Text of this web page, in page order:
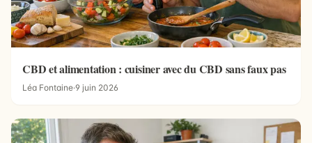
CBD et alimentation : cuisiner avec du CBD sans faux pas
Léa Fontaine·9 juin 2026